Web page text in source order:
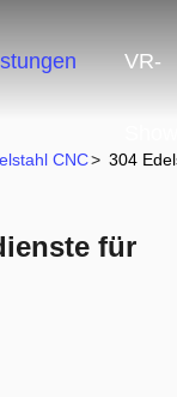
VR-
CNC> 304
für